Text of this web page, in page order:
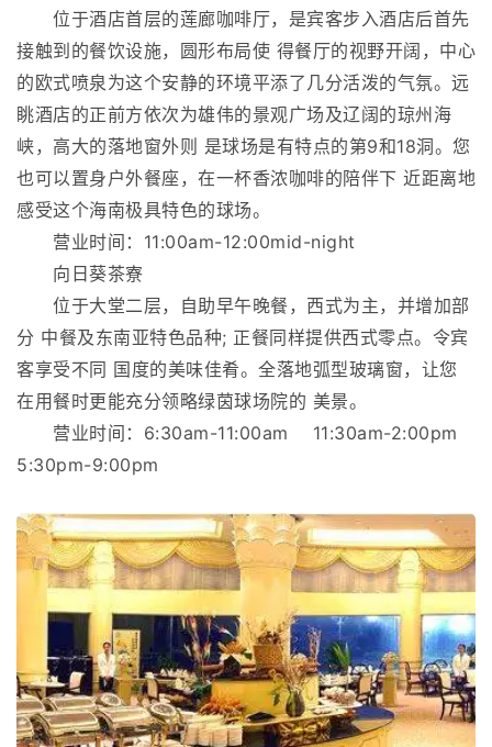
位于酒店首层的莲廊咖啡厅，是宾客步入酒店后首先
接触到的餐饮设施，圆形布局使 得餐厅的视野开阔，中心
的欧式喷泉为这个安静的环境平添了几分活泼的气氛。远
眺酒店的正前方依次为雄伟的景观广场及辽阔的琼州海
峡，高大的落地窗外则 是球场是有特点的第9和18洞。您
也可以置身户外餐座，在一杯香浓咖啡的陪伴下 近距离地
感受这个海南极具特色的球场。
营业时间：11:00am-12:00mid-night
向日葵茶寮
位于大堂二层，自助早午晚餐，西式为主，并增加部
分 中餐及东南亚特色品种; 正餐同样提供西式零点。令宾
客享受不同 国度的美味佳肴。全落地弧型玻璃窗，让您
在用餐时更能充分领略绿茵球场院的 美景。
营业时间：6:30am-11:00am 11:30am-2:00pm
5:30pm-9:00pm